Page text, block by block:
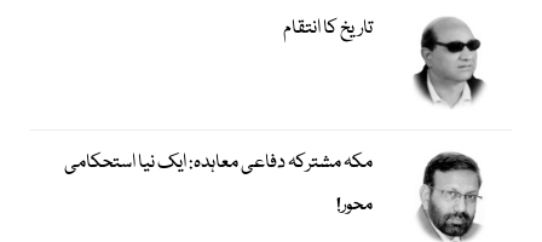
تاریخ کا انتقام
مکہ مشترکہ دفاعی معاہدہ: ایک نیا استحکامی
محور!